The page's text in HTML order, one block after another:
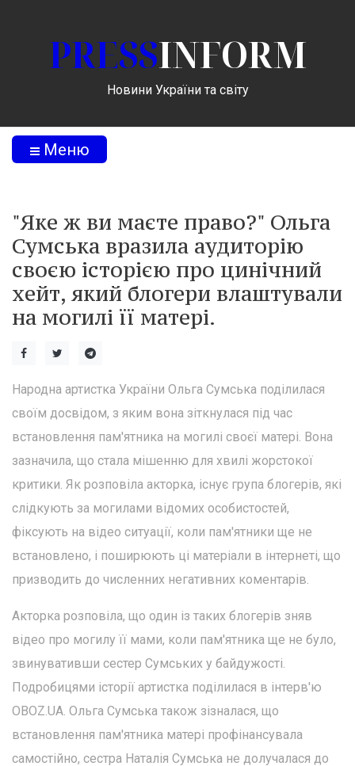
PRESSINFORM
Новини України та світу
Меню
"Яке ж ви маєте право?" Ольга
Сумська вразила аудиторію
своєю історією про цинічний
хейт, який блогери влаштували
на могилі її матері.
Народна артистка України Ольга Сумська поділилася
своїм досвідом, з яким вона зіткнулася під час
встановлення пам'ятника на могилі своєї матері. Вона
зазначила, що стала мішенню для хвилі жорстокої
критики. Як розповіла акторка, існує група блогерів, які
слідкують за могилами відомих особистостей,
фіксують на відео ситуації, коли пам'ятники ще не
встановлено, і поширюють ці матеріали в інтернеті, що
призводить до численних негативних коментарів.
Акторка розповіла, що один із таких блогерів зняв
відео про могилу її мами, коли пам'ятника ще не було,
звинувативши сестер Сумських у байдужості.
Подробицями історії артистка поділилася в інтерв'ю
OBOZ.UA. Ольга Сумська також зізналася, що
встановлення пам'ятника матері профінансувала
самостійно, сестра Наталія Сумська не долучалася до